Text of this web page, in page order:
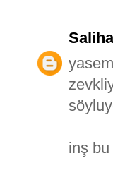
Saliha
inş bu